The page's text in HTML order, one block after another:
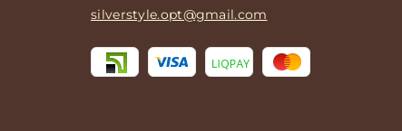
silverstyle.opt@gmail.com